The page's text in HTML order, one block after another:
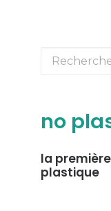
no
la
plastique